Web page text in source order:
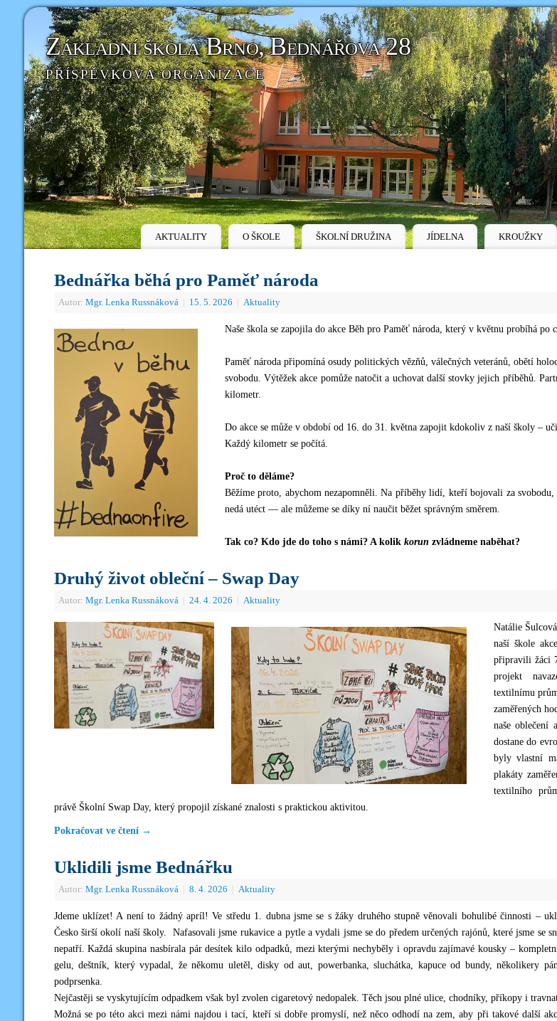
Základní škola Brno, Bednářova 28
PŘÍSPĚVKOVÁ ORGANIZACE
AKTUALITY O ŠKOLE ŠKOLNÍ DRUŽINA JÍDELNA KROUŽKY
Bednářka běhá pro Paměť národa
Autor: Mgr. Lenka Russnáková 15. 5. 2026 Aktuality
Naše škola se zapojila do akce Běh pro Paměť národa, který v květnu probíhá po
Paměť národa připomíná osudy politických vězňů, válečných veteránů, obětí
svobodu. Výtěžek akce pomůže natočit a uchovat další stovky jejich příběhů.
kilometr.
Do akce se může v období od 16. do 31. května zapojit kdokoliv z naší školy –
Každý kilometr se počítá.
Proč to děláme?
Běžíme proto, abychom nezapomněli. Na příběhy lidí, kteří bojovali za
nedá utéct — ale můžeme se díky ní naučit běžet správným směrem.
Tak co? Kdo jde do toho s námi? A kolik korun zvládneme naběhat?
Druhý život obleční – Swap Day
Autor: Mgr. Lenka Russnáková 24. 4. 2026 Aktuality
Natálie
naší škole
připravili žáci
projekt
textilnímu
zaměřených
naše oblečení
dostane do
byly vlastní
plakáty
textilního
právě Školní Swap Day, který propojil získané znalosti s praktickou aktivitou.
Pokračovat ve čtení →
Uklidili jsme Bednářku
Autor: Mgr. Lenka Russnáková 8. 4. 2026 Aktuality
Jdeme uklízet! A není to žádný apríl! Ve středu 1. dubna jsme se s žáky druhého stupně věnovali bohulibé činnosti –
Česko širší okolí naší školy. Nafasovali jsme rukavice a pytle a vydali jsme se do předem určených rajónů, které jsme se
nepatří. Každá skupina nasbírala pár desítek kilo odpadků, mezi kterými nechyběly i opravdu zajímavé kousky –
gelu, deštník, který vypadal, že někomu uletěl, disky od aut, powerbanka, sluchátka, kapuce od bundy, několikery
podprsenka.
Nejčastěji se vyskytujícím odpadkem však byl zvolen cigaretový nedopalek. Těch jsou plné ulice, chodníky, příkopy i
Možná se po této akci mezi námi najdou i tací, kteří si dobře promyslí, než něco odhodí na zem, aby při takové další